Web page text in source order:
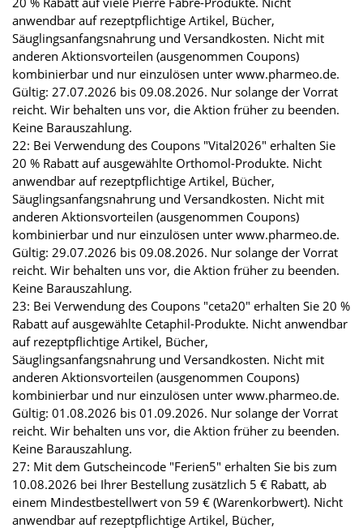
anwendbar auf rezeptpflichtige Artikel, Bücher,
Säuglingsanfangsnahrung und Versandkosten. Nicht mit
anderen Aktionsvorteilen (ausgenommen Coupons)
kombinierbar und nur einzulösen unter www.pharmeo.de.
Gültig: 27.07.2026 bis 09.08.2026. Nur solange der Vorrat
reicht. Wir behalten uns vor, die Aktion früher zu beenden.
Keine Barauszahlung.
22: Bei Verwendung des Coupons "Vital2026" erhalten Sie
20 % Rabatt auf ausgewählte Orthomol-Produkte. Nicht
anwendbar auf rezeptpflichtige Artikel, Bücher,
Säuglingsanfangsnahrung und Versandkosten. Nicht mit
anderen Aktionsvorteilen (ausgenommen Coupons)
kombinierbar und nur einzulösen unter www.pharmeo.de.
Gültig: 29.07.2026 bis 09.08.2026. Nur solange der Vorrat
reicht. Wir behalten uns vor, die Aktion früher zu beenden.
Keine Barauszahlung.
23: Bei Verwendung des Coupons "ceta20" erhalten Sie 20 %
Rabatt auf ausgewählte Cetaphil-Produkte. Nicht anwendbar
auf rezeptpflichtige Artikel, Bücher,
Säuglingsanfangsnahrung und Versandkosten. Nicht mit
anderen Aktionsvorteilen (ausgenommen Coupons)
kombinierbar und nur einzulösen unter www.pharmeo.de.
Gültig: 01.08.2026 bis 01.09.2026. Nur solange der Vorrat
reicht. Wir behalten uns vor, die Aktion früher zu beenden.
Keine Barauszahlung.
27: Mit dem Gutscheincode "Ferien5" erhalten Sie bis zum
10.08.2026 bei Ihrer Bestellung zusätzlich 5 € Rabatt, ab
einem Mindestbestellwert von 59 € (Warenkorbwert). Nicht
anwendbar auf rezeptpflichtige Artikel, Bücher,